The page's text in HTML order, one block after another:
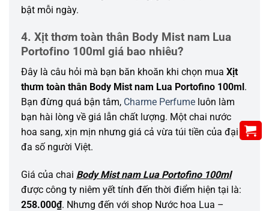
bật mỗi ngày.
4. Xịt thơm toàn thân Body Mist nam Lua
Portofino 100ml giá bao nhiêu?
Đây là câu hỏi mà bạn băn khoăn khi chọn mua Xịt
thưm toàn thân Body Mist nam Lua Portofino 100ml .
Bạn đừng quá bận tâm, Charme Perfume luôn làm
bạn hài lòng về giá lẫn chất lượng. Một chai nước
hoa sang, xịn mịn nhưng giá cả vừa túi tiền của đại
đa số người Việt.
Giá của chai Body Mist nam Lua Portofino 100ml
được công ty niêm yết tính đến thời điểm hiện tại là:
258.000₫. Nhưng đến với shop Nước hoa Lua –